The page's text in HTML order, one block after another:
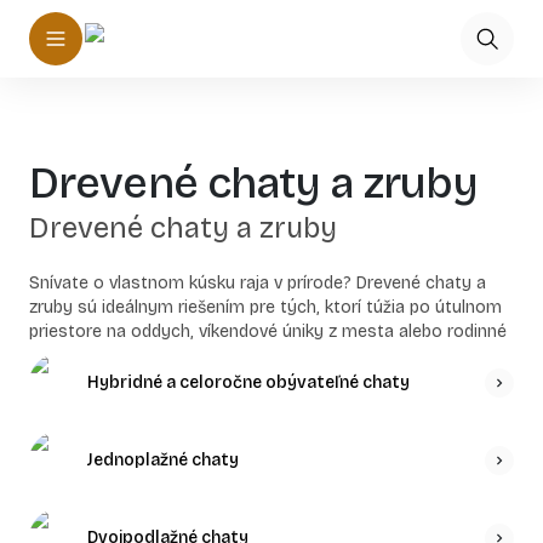
Drevené chaty a zruby
Drevené chaty a zruby
Snívate o vlastnom kúsku raja v prírode? Drevené chaty a
zruby sú ideálnym riešením pre tých, ktorí túžia po útulnom
priestore na oddych, víkendové úniky z mesta alebo rodinné
stretnutia. V našej ponuke nájdete kvalitné modely od
overených dodávateľov za bezkonkurenčné ceny. Tradičná
víziu o vašej novej chate? Žiadny problém! Zabezpečíme pre
Hybridné a celoročne obývateľné chaty
Jednoplažné chaty
Dvojpodlažné chaty